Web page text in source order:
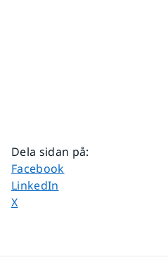
Dela sidan på:
Dela sidan på
Facebook
Dela sidan på
LinkedIn
Dela sidan på
X